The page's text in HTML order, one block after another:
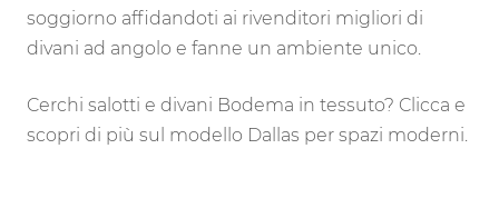
Cerchi salotti e divani Bodema in tessuto? Clicca e
scopri di più sul modello Dallas per spazi moderni.
soggiorno affidandoti ai rivenditori migliori di
divani ad angolo e fanne un ambiente unico.